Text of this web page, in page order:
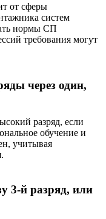
от сферы
систем
нормы СП
требования могут
через один,
разряд, если
обучение и
учитывая
3-й разряд, или